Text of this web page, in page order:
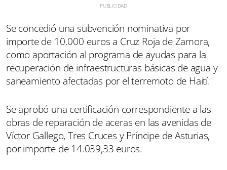
Se concedió una subvención nominativa por
importe de 10.000 euros a Cruz Roja de Zamora,
como aportación al programa de ayudas para la
recuperación de infraestructuras básicas de agua y
saneamiento afectadas por el terremoto de Haití.
Se aprobó una certificación correspondiente a las
obras de reparación de aceras en las avenidas de
Víctor Gallego, Tres Cruces y Príncipe de Asturias,
por importe de 14.039,33 euros.